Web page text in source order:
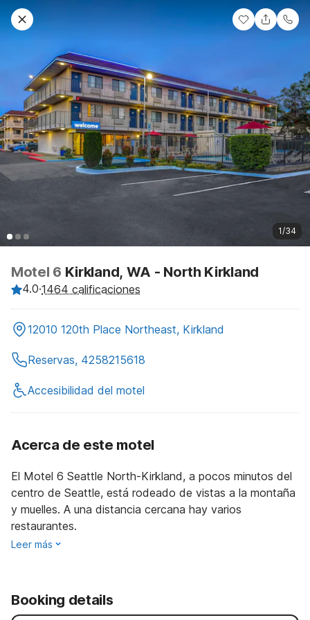
1/34
Motel 6 Kirkland, WA - North Kirkland
4.0·1464 calificaciones
12010 120th Place Northeast, Kirkland
Reservas, 4258215618
Accesibilidad del motel
Acerca de este motel
El Motel 6 Seattle North-Kirkland, a pocos minutos del
centro de Seattle, está rodeado de vistas a la montaña
y muelles. A una distancia cercana hay varios
restaurantes.
Leer más
Booking details